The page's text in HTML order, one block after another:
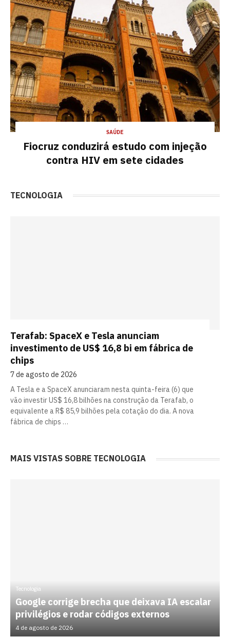
SAÚDE
Fiocruz conduzirá estudo com injeção
contra HIV em sete cidades
TECNOLOGIA
Terafab: SpaceX e Tesla anunciam
investimento de US$ 16,8 bi em fábrica de
chips
7 de agosto de 2026
A Tesla e a SpaceX anunciaram nesta quinta-feira (6) que
vão investir US$ 16,8 bilhões na construção da Terafab, o
equivalente a R$ 85,9 bilhões pela cotação do dia. A nova
fábrica de chips …
MAIS VISTAS SOBRE TECNOLOGIA
Tecnologia
Google corrige brecha que deixava IA escalar
privilégios e rodar códigos externos
4 de agosto de 2026